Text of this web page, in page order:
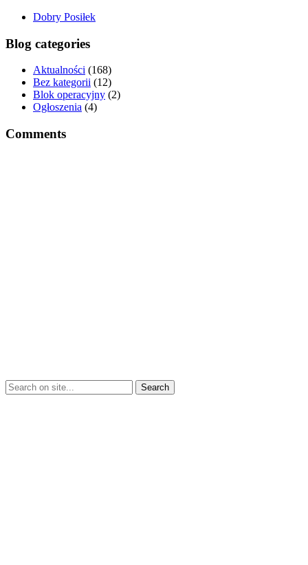
Dobry Posiłek
Blog categories
Aktualności (168)
Bez kategorii (12)
Blok operacyjny (2)
Ogłoszenia (4)
Comments